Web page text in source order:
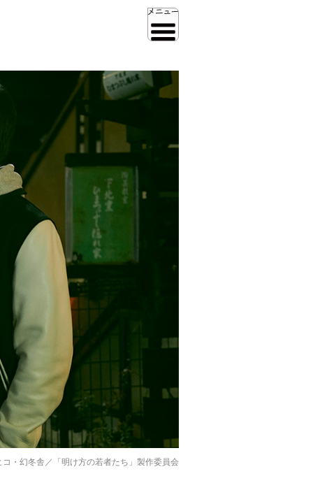
コ・幻冬舎／「明け方の若者たち」製作委員会